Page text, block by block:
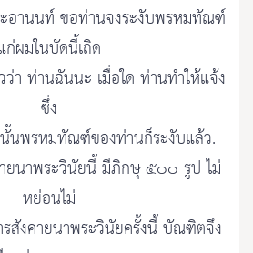
อานนท์ ขอท่านจงระงับพรหมทัณฑ์
ก่ผมในบัดนี้เถิด
า ท่านฉันนะ เมื่อใด ท่านทำให้แจ้ง
ซึ่ง
นพรหมทัณฑ์ของท่านก็ระงับแล้ว.
ยนาพระวินัยนี้ มีภิกษุ ๕๐๐ รูป ไม่
หย่อนไม่
สังคายนาพระวินัยครั้งนี้ บัณฑิตจึง